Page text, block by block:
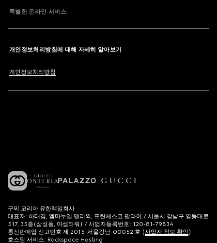
특별한 온라인 서비스
개인정보처리방침에 대해 자세히 알아보기
개인정보처리방침
구찌 코리아 유한책임회사
대표자: 하태경, 엠마누엘 델리외, 프란체스코 팔라이 / 서울시 강남구 영동대로
517, 35층(삼성동, 아셈타워) / 사업자등록번호: 120-81-79834
통신판매업 신고번호 제 2015-서울강남-00052 호 (사업자 정보 확인)
호스팅 서비스: Rackspace Hosting